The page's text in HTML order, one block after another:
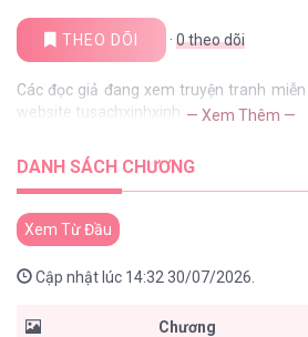
THEO DÕI · 0theo dõi
Các đọc giả đang xem truyện tranh
website tusachxinhxinh — Xem Thêm —
DANH SÁCH CHƯƠNG
Xem Từ Đầu
Cập nhật lúc 14:32 30/07/2026.
Chương